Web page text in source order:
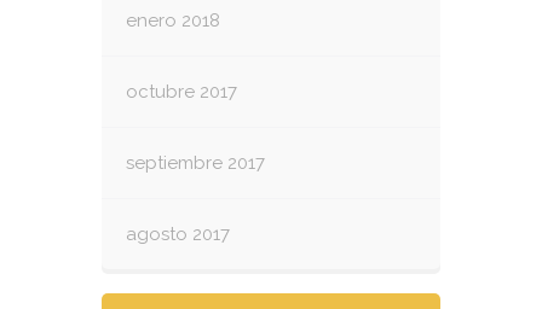
enero 2018
octubre 2017
septiembre 2017
agosto 2017